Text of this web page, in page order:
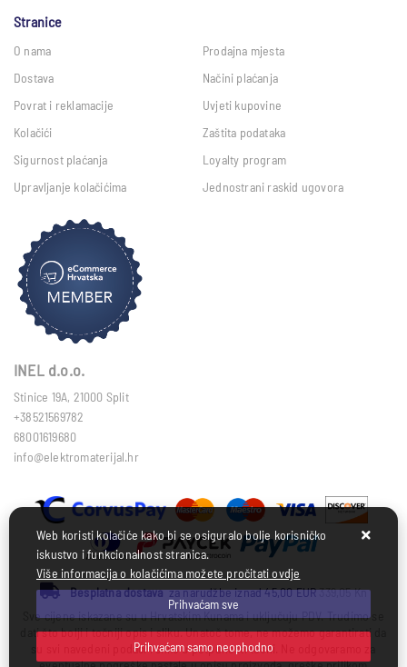
Stranice
O nama
Prodajna mjesta
Dostava
Načini plaćanja
Povrat i reklamacije
Uvjeti kupovine
Kolačići
Zaštita podataka
Sigurnost plaćanja
Loyalty program
Upravljanje kolačićima
Jednostrani raskid ugovora
INEL d.o.o.
Stinice 19A, 21000 Split
+38521569782
68001619680
info@elektromaterijal.hr
Besplatna dostavaza narudžbe iznad 45,00 EUR339,05 Kn
Sve cijene iskazane su u Hrvatskim Kunama i uključuju PDV. Trudimo se
dati što bolji i točniji opis i sliku. Unatoč tome, ne možemo garantirati da
su svi navedeni podaci i slike u potpunosti točni. Ne odgovaramo za
Web koristi kolačiće kako bi se osiguralo bolje korisničko
iskustvo i funkcionalnost stranica.
Više informacija o kolačićima možete pročitati ovdje
Prihvaćam sve
Prihvaćam samo neophodno